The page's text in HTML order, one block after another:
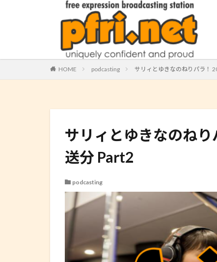
HOME podcasting サリィとゆきなのねりパラ！
サリィとゆきなのねり
送分 Part2
podcasting